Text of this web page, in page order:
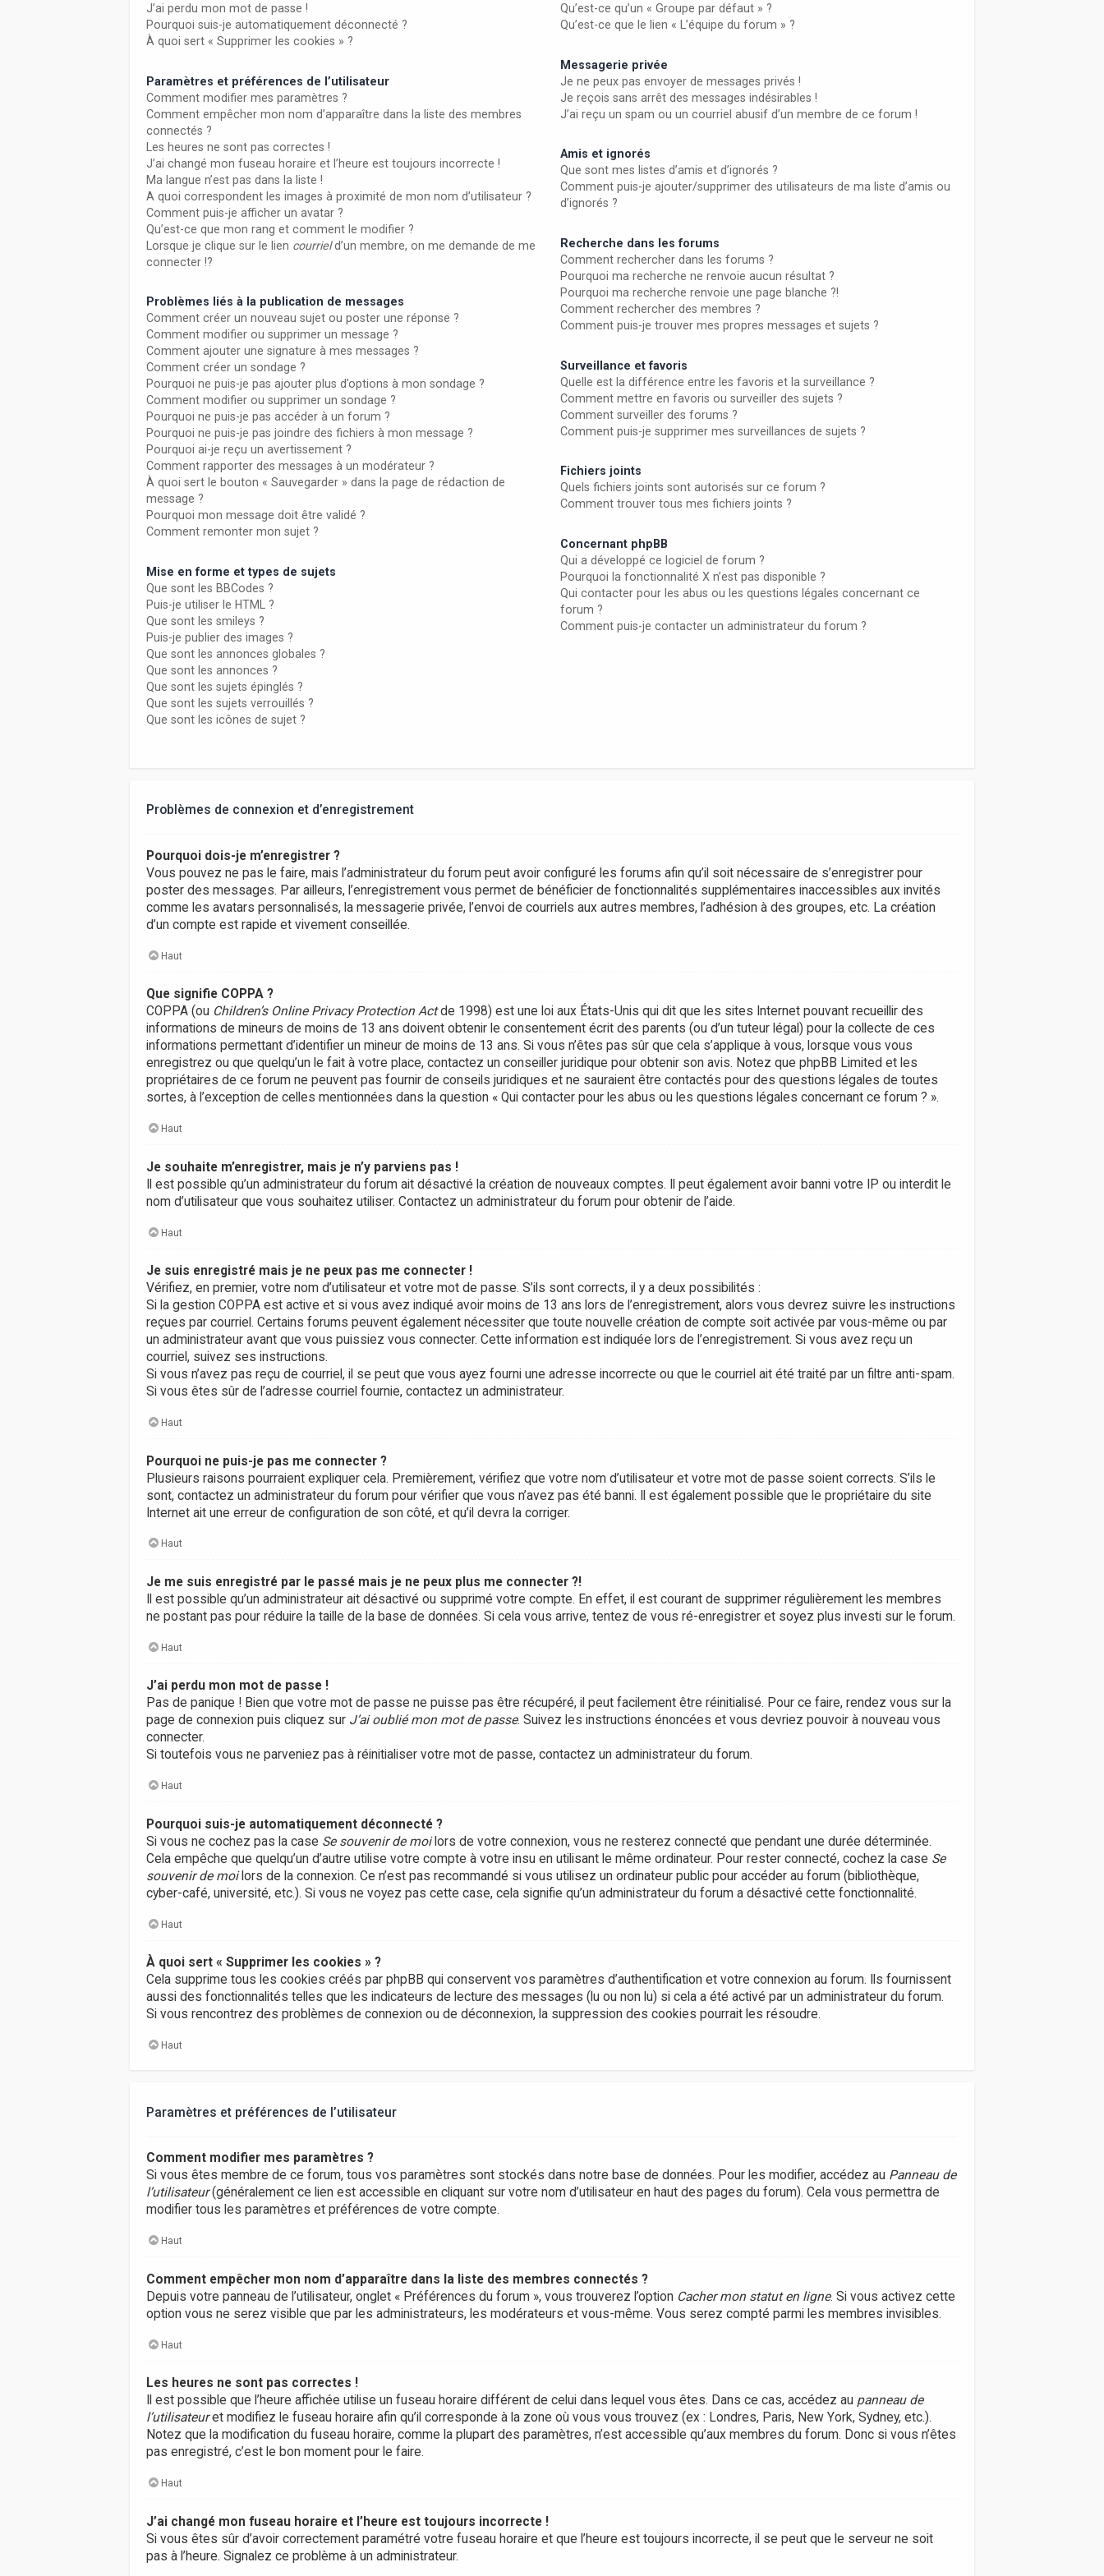
J’ai perdu mon mot de passe !
Pourquoi suis-je automatiquement déconnecté ?
À quoi sert « Supprimer les cookies » ?
Paramètres et préférences de l’utilisateur
Comment modifier mes paramètres ?
Comment empêcher mon nom d’apparaître dans la liste des membres
connectés ?
Les heures ne sont pas correctes !
J’ai changé mon fuseau horaire et l’heure est toujours incorrecte !
Ma langue n’est pas dans la liste !
A quoi correspondent les images à proximité de mon nom d’utilisateur ?
Comment puis-je afficher un avatar ?
Qu’est-ce que mon rang et comment le modifier ?
Lorsque je clique sur le lien courrield’un membre, on me demande de me
connecter !?
Problèmes liés à la publication de messages
Comment créer un nouveau sujet ou poster une réponse ?
Comment modifier ou supprimer un message ?
Comment ajouter une signature à mes messages ?
Comment créer un sondage ?
Pourquoi ne puis-je pas ajouter plus d’options à mon sondage ?
Comment modifier ou supprimer un sondage ?
Pourquoi ne puis-je pas accéder à un forum ?
Pourquoi ne puis-je pas joindre des fichiers à mon message ?
Pourquoi ai-je reçu un avertissement ?
Comment rapporter des messages à un modérateur ?
À quoi sert le bouton « Sauvegarder » dans la page de rédaction de
message ?
Pourquoi mon message doit être validé ?
Comment remonter mon sujet ?
Mise en forme et types de sujets
Que sont les BBCodes ?
Puis-je utiliser le HTML ?
Que sont les smileys ?
Puis-je publier des images ?
Que sont les annonces globales ?
Que sont les annonces ?
Que sont les sujets épinglés ?
Que sont les sujets verrouillés ?
Que sont les icônes de sujet ?
Qu’est-ce qu’un « Groupe par défaut » ?
Qu’est-ce que le lien « L’équipe du forum » ?
Messagerie privée
Je ne peux pas envoyer de messages privés !
Je reçois sans arrêt des messages indésirables !
J’ai reçu un spam ou un courriel abusif d’un membre de ce forum !
Amis et ignorés
Que sont mes listes d’amis et d’ignorés ?
Comment puis-je ajouter/supprimer des utilisateurs de ma liste d’amis ou
d’ignorés ?
Recherche dans les forums
Comment rechercher dans les forums ?
Pourquoi ma recherche ne renvoie aucun résultat ?
Pourquoi ma recherche renvoie une page blanche ?!
Comment rechercher des membres ?
Comment puis-je trouver mes propres messages et sujets ?
Surveillance et favoris
Quelle est la différence entre les favoris et la surveillance ?
Comment mettre en favoris ou surveiller des sujets ?
Comment surveiller des forums ?
Comment puis-je supprimer mes surveillances de sujets ?
Fichiers joints
Quels fichiers joints sont autorisés sur ce forum ?
Comment trouver tous mes fichiers joints ?
Concernant phpBB
Qui a développé ce logiciel de forum ?
Pourquoi la fonctionnalité X n’est pas disponible ?
Qui contacter pour les abus ou les questions légales concernant ce
forum ?
Comment puis-je contacter un administrateur du forum ?
Problèmes de connexion et d’enregistrement
Pourquoi dois-je m’enregistrer ?
Vous pouvez ne pas le faire, mais l’administrateur du forum peut avoir configuré les forums afin qu’il soit nécessaire de s’enregistrer pour
poster des messages. Par ailleurs, l’enregistrement vous permet de bénéficier de fonctionnalités supplémentaires inaccessibles aux invités
comme les avatars personnalisés, la messagerie privée, l’envoi de courriels aux autres membres, l’adhésion à des groupes, etc. La création
d’un compte est rapide et vivement conseillée.
Haut
Que signifie COPPA ?
COPPA (ou Children’s Online Privacy Protection Actde 1998) est une loi aux États-Unis qui dit que les sites Internet pouvant recueillir des
informations de mineurs de moins de 13 ans doivent obtenir le consentement écrit des parents (ou d’un tuteur légal) pour la collecte de ces
informations permettant d’identifier un mineur de moins de 13 ans. Si vous n’êtes pas sûr que cela s’applique à vous, lorsque vous vous
enregistrez ou que quelqu’un le fait à votre place, contactez un conseiller juridique pour obtenir son avis. Notez que phpBB Limited et les
propriétaires de ce forum ne peuvent pas fournir de conseils juridiques et ne sauraient être contactés pour des questions légales de toutes
sortes, à l’exception de celles mentionnées dans la question « Qui contacter pour les abus ou les questions légales concernant ce forum ? ».
Haut
Je souhaite m’enregistrer, mais je n’y parviens pas !
Il est possible qu’un administrateur du forum ait désactivé la création de nouveaux comptes. Il peut également avoir banni votre IP ou interdit le
nom d’utilisateur que vous souhaitez utiliser. Contactez un administrateur du forum pour obtenir de l’aide.
Haut
Je suis enregistré mais je ne peux pas me connecter !
Vérifiez, en premier, votre nom d’utilisateur et votre mot de passe. S’ils sont corrects, il y a deux possibilités :
Si la gestion COPPA est active et si vous avez indiqué avoir moins de 13 ans lors de l’enregistrement, alors vous devrez suivre les instructions
reçues par courriel. Certains forums peuvent également nécessiter que toute nouvelle création de compte soit activée par vous-même ou par
un administrateur avant que vous puissiez vous connecter. Cette information est indiquée lors de l’enregistrement. Si vous avez reçu un
courriel, suivez ses instructions.
Si vous n’avez pas reçu de courriel, il se peut que vous ayez fourni une adresse incorrecte ou que le courriel ait été traité par un filtre anti-spam.
Si vous êtes sûr de l’adresse courriel fournie, contactez un administrateur.
Haut
Pourquoi ne puis-je pas me connecter ?
Plusieurs raisons pourraient expliquer cela. Premièrement, vérifiez que votre nom d’utilisateur et votre mot de passe soient corrects. S’ils le
sont, contactez un administrateur du forum pour vérifier que vous n’avez pas été banni. Il est également possible que le propriétaire du site
Internet ait une erreur de configuration de son côté, et qu’il devra la corriger.
Haut
Je me suis enregistré par le passé mais je ne peux plus me connecter ?!
Il est possible qu’un administrateur ait désactivé ou supprimé votre compte. En effet, il est courant de supprimer régulièrement les membres
ne postant pas pour réduire la taille de la base de données. Si cela vous arrive, tentez de vous ré-enregistrer et soyez plus investi sur le forum.
Haut
J’ai perdu mon mot de passe !
Pas de panique ! Bien que votre mot de passe ne puisse pas être récupéré, il peut facilement être réinitialisé. Pour ce faire, rendez vous sur la
page de connexion puis cliquez sur J’ai oublié mon mot de passe. Suivez les instructions énoncées et vous devriez pouvoir à nouveau vous
connecter.
Si toutefois vous ne parveniez pas à réinitialiser votre mot de passe, contactez un administrateur du forum.
Haut
Pourquoi suis-je automatiquement déconnecté ?
Si vous ne cochez pas la case Se souvenir de moilors de votre connexion, vous ne resterez connecté que pendant une durée déterminée.
Cela empêche que quelqu’un d’autre utilise votre compte à votre insu en utilisant le même ordinateur. Pour rester connecté, cochez la case Se
souvenir de moilors de la connexion. Ce n’est pas recommandé si vous utilisez un ordinateur public pour accéder au forum (bibliothèque,
cyber-café, université, etc.). Si vous ne voyez pas cette case, cela signifie qu’un administrateur du forum a désactivé cette fonctionnalité.
Haut
À quoi sert « Supprimer les cookies » ?
Cela supprime tous les cookies créés par phpBB qui conservent vos paramètres d’authentification et votre connexion au forum. Ils fournissent
aussi des fonctionnalités telles que les indicateurs de lecture des messages (lu ou non lu) si cela a été activé par un administrateur du forum.
Si vous rencontrez des problèmes de connexion ou de déconnexion, la suppression des cookies pourrait les résoudre.
Haut
Paramètres et préférences de l’utilisateur
Comment modifier mes paramètres ?
Si vous êtes membre de ce forum, tous vos paramètres sont stockés dans notre base de données. Pour les modifier, accédez au Panneau de
l’utilisateur(généralement ce lien est accessible en cliquant sur votre nom d’utilisateur en haut des pages du forum). Cela vous permettra de
modifier tous les paramètres et préférences de votre compte.
Haut
Comment empêcher mon nom d’apparaître dans la liste des membres connectés ?
Depuis votre panneau de l’utilisateur, onglet « Préférences du forum », vous trouverez l’option Cacher mon statut en ligne. Si vous activez cette
option vous ne serez visible que par les administrateurs, les modérateurs et vous-même. Vous serez compté parmi les membres invisibles.
Haut
Les heures ne sont pas correctes !
Il est possible que l’heure affichée utilise un fuseau horaire différent de celui dans lequel vous êtes. Dans ce cas, accédez au panneau de
l’utilisateuret modifiez le fuseau horaire afin qu’il corresponde à la zone où vous vous trouvez (ex : Londres, Paris, New York, Sydney, etc.).
Notez que la modification du fuseau horaire, comme la plupart des paramètres, n’est accessible qu’aux membres du forum. Donc si vous n’êtes
pas enregistré, c’est le bon moment pour le faire.
Haut
J’ai changé mon fuseau horaire et l’heure est toujours incorrecte !
Si vous êtes sûr d’avoir correctement paramétré votre fuseau horaire et que l’heure est toujours incorrecte, il se peut que le serveur ne soit
pas à l’heure. Signalez ce problème à un administrateur.